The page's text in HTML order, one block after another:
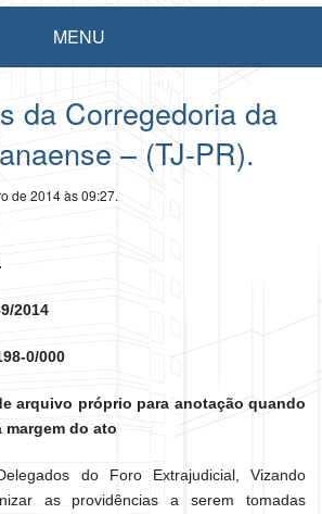
MENU
da Corregedoria da
– (TJ-PR).
de 2014 às 09:27.
2014
0/000
arquivo próprio para anotação quando
margem do ato
do Foro Extrajudicial, Vizando
as providências a serem tomadas